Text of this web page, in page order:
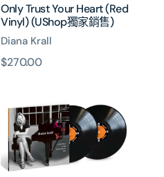
售)
Only Trust Your Heart (Red
Vinyl) (UShop獨家銷售)
Diana Krall
原
$270.00
You
(2x
Verve
Acoustic
Sounds